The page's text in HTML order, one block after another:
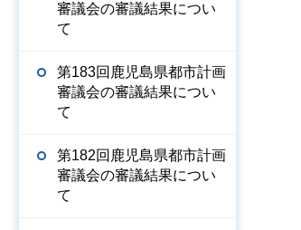
審議会の審議結果につい
て
第183回鹿児島県都市計画
審議会の審議結果につい
て
第182回鹿児島県都市計画
審議会の審議結果につい
て